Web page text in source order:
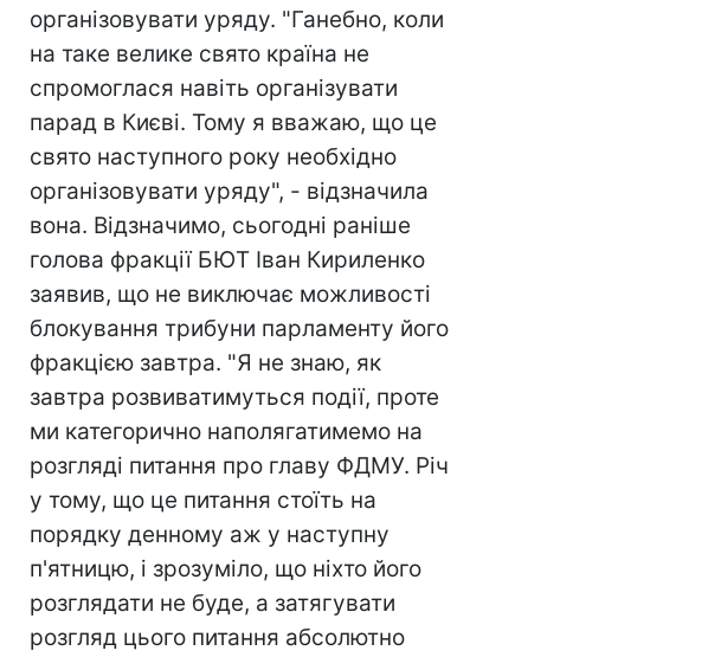
організовувати уряду. "Ганебно, коли
на таке велике свято країна не
спромоглася навіть організувати
парад в Києві. Тому я вважаю, що це
свято наступного року необхідно
організовувати уряду", - відзначила
вона. Відзначимо, сьогодні раніше
голова фракції БЮТ Іван Кириленко
заявив, що не виключає можливості
блокування трибуни парламенту його
фракцією завтра. "Я не знаю, як
завтра розвиватимуться події, проте
ми категорично наполягатимемо на
розгляді питання про главу ФДМУ. Річ
у тому, що це питання стоїть на
порядку денному аж у наступну
п'ятницю, і зрозуміло, що ніхто його
розглядати не буде, а затягувати
розгляд цього питання абсолютно